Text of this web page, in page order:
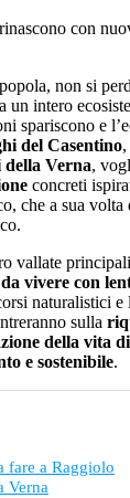
con
non si
un intero
spariscono e
del Casentino
della Verna,
concreti
che a sua
vallate
da vivere con
naturalistici e
sulla
della vita
e sostenibile.
fare a Raggiolo
Verna